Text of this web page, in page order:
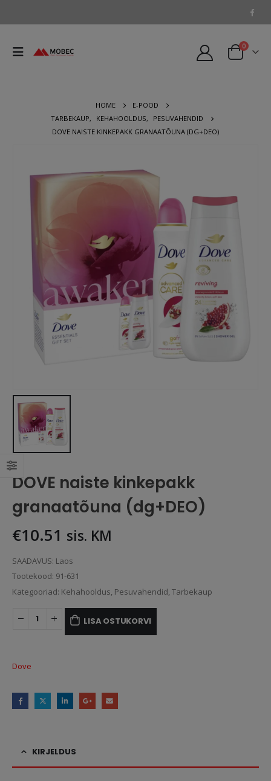
0
HOME
E-POOD
TARBEKAUP, KEHAHOOLDUS,
PESUVAHENDID
DOVE NAISTE KINKEPAKK GRANAATÕUNA (DG+DEO)
DOVE naiste kinkepakk
granaatõuna (dg+DEO)
€10.51 sis. KM
SAADAVUS: Laos
Tootekood: 91-631
Kategooriad: Kehahooldus, Pesuvahendid, Tarbekaup
LISA OSTUKORVI
Dove
KIRJELDUS